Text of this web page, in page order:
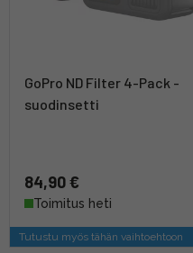
GoPro ND Filter 4-Pack -
suodinsetti
84,90 €
Toimitus heti
Tutustu myös tähän vaihtoehtoon